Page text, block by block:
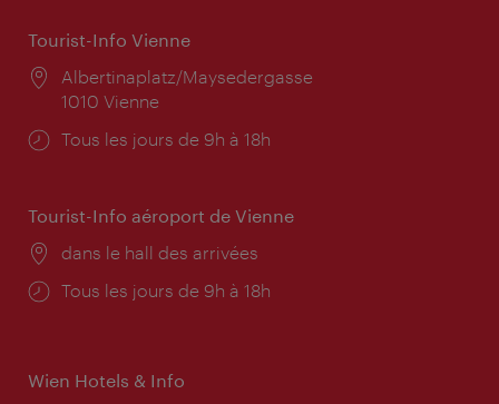
Tourist-Info Vienne
Lieu:
Albertinaplatz/Maysedergasse
1010 Vienne
Horaires
Tous les jours de 9h à 18h
Tourist-Info aéroport de Vienne
Lieu:
dans le hall des arrivées
Horaires
Tous les jours de 9h à 18h
Wien Hotels & Info